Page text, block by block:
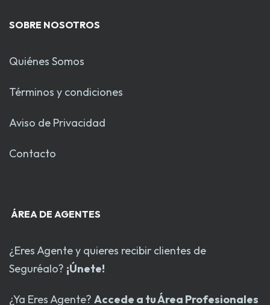
SOBRE NOSOTROS
Quiénes Somos
Términos y condiciones
Aviso de Privacidad
Contacto
ÁREA DE AGENTES
¿Eres Agente y quieres recibir clientes de
Seguréalo? ¡Únete!
¿Ya Eres Agente? Accede a tu Área Profesionales